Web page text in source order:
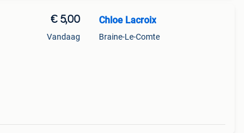
€ 5,00
Vandaag
Chloe Lacroix
Braine-Le-Comte